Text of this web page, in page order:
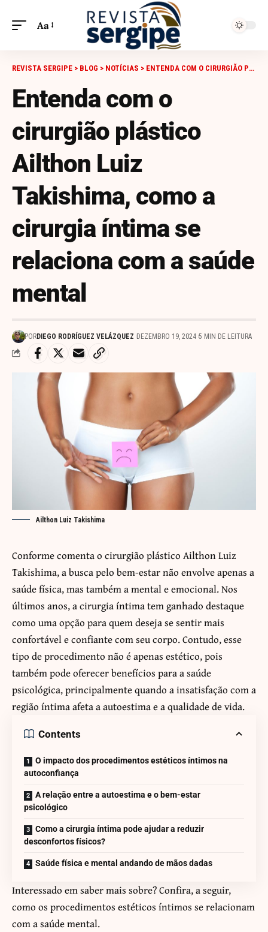
Aa
REVISTA SERGIPE > BLOG > NOTÍCIAS > ENTENDA COM O CIRURGIÃO PLÁSTICO AILTHON LUIZ TAKISHIMA, COMO A CIRURGIA ÍNTIMA SE RELACIONA COM A SAÚDE MENTAL
Entenda com o
cirurgião plástico
Ailthon Luiz
Takishima, como a
cirurgia íntima se
relaciona com a saúde
mental
PORDIEGO RODRÍGUEZ VELÁZQUEZ DEZEMBRO 19, 2024 5 MIN DE LEITURA
Ailthon Luiz Takishima
Conforme comenta o cirurgião plástico Ailthon Luiz
Takishima, a busca pelo bem-estar não envolve apenas a
saúde física, mas também a mental e emocional. Nos
últimos anos, a cirurgia íntima tem ganhado destaque
como uma opção para quem deseja se sentir mais
confortável e confiante com seu corpo. Contudo, esse
tipo de procedimento não é apenas estético, pois
também pode oferecer benefícios para a saúde
psicológica, principalmente quando a insatisfação com a
região íntima afeta a autoestima e a qualidade de vida.
Contents
O impacto dos procedimentos estéticos íntimos na
autoconfiança
A relação entre a autoestima e o bem-estar
psicológico
Como a cirurgia íntima pode ajudar a reduzir
desconfortos físicos?
Saúde física e mental andando de mãos dadas
Interessado em saber mais sobre? Confira, a seguir,
como os procedimentos estéticos íntimos se relacionam
com a saúde mental.